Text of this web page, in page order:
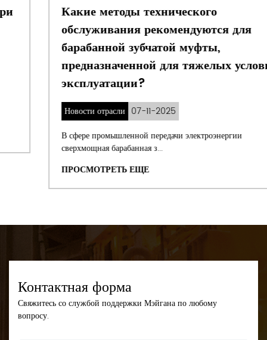
（2）.Проектирование, изготовление и ввод в эксплуатацию
прокатных станов; （3）. Изготовление деталей и узлов из
жаропрочных сплавов; （4）.Проектирование и изготовление
гидравлического оборудования.
С момента своего основания компания придерживается концепции,
которая гласит: «Клиент прежде всего, Ответственное производство,
Безупречный сервис». С целью предоставления нашим коиентам
постоянно ведет разносторонние научные исследования и внедряет
инновационные технологии для повышения уровня производства,
технологий и управления.
Какие методы технического
обслуживания рекомендуются для
барабанной зубчатой ​​муфты,
предназначенной для тяжелых условий
эксплуатации?
Новости отрасли 07-11-2025
В сфере промышленной передачи электроэнергии
сверхмощная барабанная з...
ПРОСМОТРЕТЬ ЕЩЕ
Контактная форма
Свяжитесь со службой поддержки Мэйгана по любому
вопросу.